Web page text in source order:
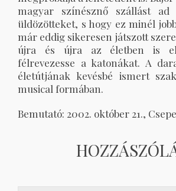
magyar színésznő szállást
üldözötteket, s hogy ez minél
már eddig sikeresen játszott
újra és újra az életben is
félrevezesse a katonákat. A
életútjának kevésbé ismert
musical formában.
Bemutató: 2002. október 21.,